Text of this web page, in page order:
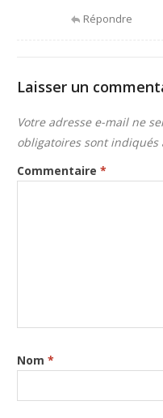
Répondre
Laisser un
Votre adresse e-mail ne
obligatoires sont indiqués
Commentaire*
Nom*